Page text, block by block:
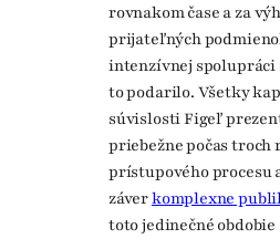
rovnakom čase a za
prijateľných
intenzívnej spolupráci
to podarilo. Všetky
súvislosti Figeľ
priebežne počas troch
prístupového procesu
záverkomplexne
toto jedinečné